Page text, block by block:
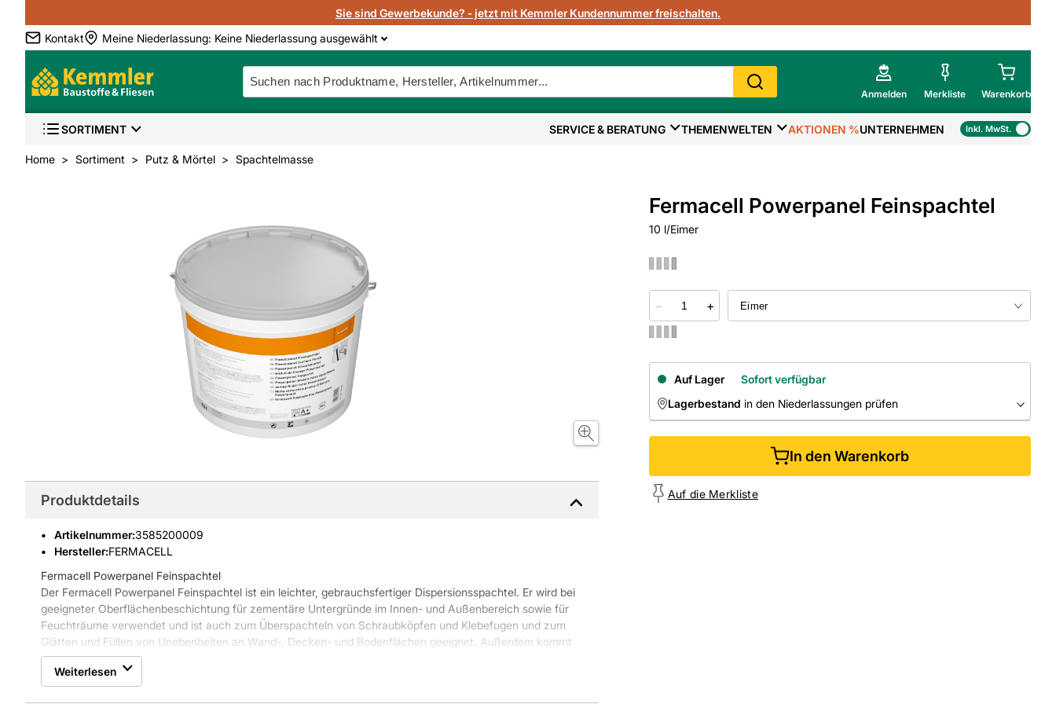
Sie sind Gewerbekunde? - jetzt mit Kemmler Kundennummer freischalten.
Kontakt
Meine Niederlassung: Keine Niederlassung ausgewählt
Anmelden Merkliste Warenkorb
Mein Warenkorb
SORTIMENT SERVICE & BERATUNG THEMENWELTEN AKTIONEN %UNTERNEHMEN Inkl. MwSt.
Home Sortiment Putz & Mörtel Spachtelmasse
Fermacell Powerpanel Feinspachtel
10 l/Eimer
− +
Auf Lager
Sofort verfügbar
Lagerbestand in den Niederlassungen prüfen
NIEDERLASSUNGEN
In den Warenkorb
Auf die Merkliste
Produktdetails
Artikelnummer:3585200009
Hersteller:FERMACELL
Fermacell Powerpanel Feinspachtel
Der Fermacell Powerpanel Feinspachtel ist ein leichter, gebrauchsfertiger Dispersionsspachtel. Er wird bei
geeigneter Oberflächenbeschichtung für zementäre Untergründe im Innen- und Außenbereich sowie für
Feuchträume verwendet und ist auch zum Überspachteln von Schraubköpfen und Klebefugen und zum
Glätten und Füllen von Unebenheiten an Wand-, Decken- und Bodenflächen geeignet. Außerdem kommt
der Feinspachtel als Untergrund-egalisierung vor Anstricharbeiten oder vor dem Auftragen des Fermacell
Abdichtungssystems zum Einsatz.
Eigenschaften Fermacell Powerpanel Feinspachtel:
Weiterlesen